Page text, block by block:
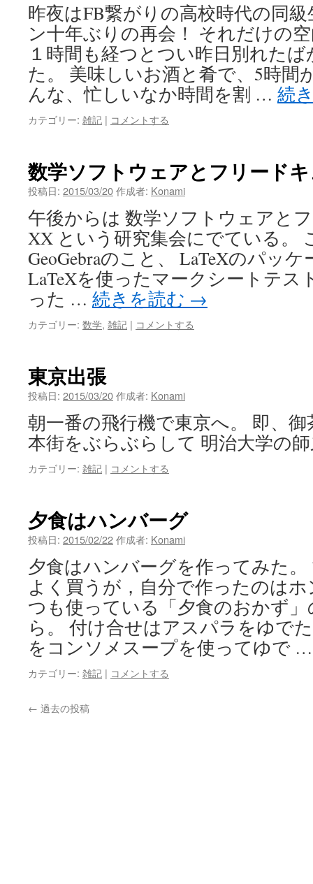
昨夜はFB繋がりの高校時代の同
ン十年ぶりの再会！ それだけの
１時間も経つとつい昨日別れた
た。 美味しいお酒と肴で、5時間
んな、忙しいなか時間を割 … 続
カテゴリー: 雑記 | コメントする
数学ソフトウェアとフリード
投稿日: 2015/03/20作成者: Konami
午後からは 数学ソフトウェアと
XX という研究集会にでている。
GeoGebraのこと、 LaTeXのパッ
LaTeXを使ったマークシートテス
った … 続きを読む →
カテゴリー: 数学, 雑記 | コメントする
東京出張
投稿日: 2015/03/20作成者: Konami
朝一番の飛行機で東京へ。 即、
本街をぶらぶらして 明治大学の
カテゴリー: 雑記 | コメントする
夕食はハンバーグ
投稿日: 2015/02/22作成者: Konami
夕食はハンバーグを作ってみた
よく買うが，自分で作ったのは
つも使っている「夕食のおかず
ら。 付け合せはアスパラをゆで
をコンソメスープを使ってゆで
カテゴリー: 雑記 | コメントする
← 過去の投稿